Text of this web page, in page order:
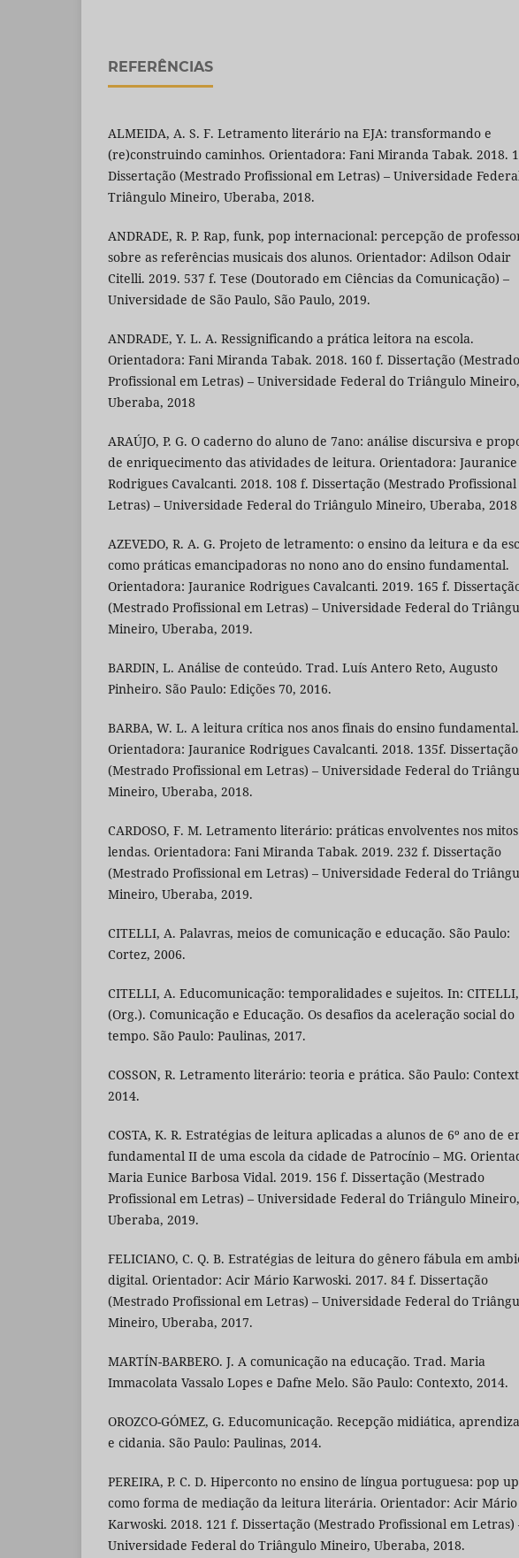
REFERÊNCIAS
ALMEIDA, A. S. F. Letramento literário na EJA: transformando e
(re)construindo caminhos. Orientadora: Fani Miranda Tabak. 2018.
Dissertação (Mestrado Profissional em Letras) – Universidade
Triângulo Mineiro, Uberaba, 2018.
ANDRADE, R. P. Rap, funk, pop internacional: percepção de
sobre as referências musicais dos alunos. Orientador: Adilson Odair
Citelli. 2019. 537 f. Tese (Doutorado em Ciências da Comunicação) –
Universidade de São Paulo, São Paulo, 2019.
ANDRADE, Y. L. A. Ressignificando a prática leitora na escola.
Orientadora: Fani Miranda Tabak. 2018. 160 f. Dissertação (Mestrado
Profissional em Letras) – Universidade Federal do Triângulo Mineiro,
Uberaba, 2018
ARAÚJO, P. G. O caderno do aluno de 7ano: análise discursiva e
de enriquecimento das atividades de leitura. Orientadora: Jauranice
Rodrigues Cavalcanti. 2018. 108 f. Dissertação (Mestrado
Letras) – Universidade Federal do Triângulo Mineiro, Uberaba, 2018
AZEVEDO, R. A. G. Projeto de letramento: o ensino da leitura e da
como práticas emancipadoras no nono ano do ensino fundamental.
Orientadora: Jauranice Rodrigues Cavalcanti. 2019. 165 f.
(Mestrado Profissional em Letras) – Universidade Federal do
Mineiro, Uberaba, 2019.
BARDIN, L. Análise de conteúdo. Trad. Luís Antero Reto, Augusto
Pinheiro. São Paulo: Edições 70, 2016.
BARBA, W. L. A leitura crítica nos anos finais do ensino fundamental.
Orientadora: Jauranice Rodrigues Cavalcanti. 2018. 135f. Dissertação
(Mestrado Profissional em Letras) – Universidade Federal do
Mineiro, Uberaba, 2018.
CARDOSO, F. M. Letramento literário: práticas envolventes nos
lendas. Orientadora: Fani Miranda Tabak. 2019. 232 f. Dissertação
(Mestrado Profissional em Letras) – Universidade Federal do
Mineiro, Uberaba, 2019.
CITELLI, A. Palavras, meios de comunicação e educação. São Paulo:
Cortez, 2006.
CITELLI, A. Educomunicação: temporalidades e sujeitos. In:
(Org.). Comunicação e Educação. Os desafios da aceleração social do
tempo. São Paulo: Paulinas, 2017.
COSSON, R. Letramento literário: teoria e prática. São Paulo:
2014.
COSTA, K. R. Estratégias de leitura aplicadas a alunos de 6º ano de
fundamental II de uma escola da cidade de Patrocínio – MG.
Maria Eunice Barbosa Vidal. 2019. 156 f. Dissertação (Mestrado
Profissional em Letras) – Universidade Federal do Triângulo Mineiro,
Uberaba, 2019.
FELICIANO, C. Q. B. Estratégias de leitura do gênero fábula em
digital. Orientador: Acir Mário Karwoski. 2017. 84 f. Dissertação
(Mestrado Profissional em Letras) – Universidade Federal do
Mineiro, Uberaba, 2017.
MARTÍN-BARBERO. J. A comunicação na educação. Trad. Maria
Immacolata Vassalo Lopes e Dafne Melo. São Paulo: Contexto, 2014.
OROZCO-GÓMEZ, G. Educomunicação. Recepção midiática,
e cidania. São Paulo: Paulinas, 2014.
PEREIRA, P. C. D. Hiperconto no ensino de língua portuguesa: pop
como forma de mediação da leitura literária. Orientador: Acir Mário
Karwoski. 2018. 121 f. Dissertação (Mestrado Profissional em Letras)
Universidade Federal do Triângulo Mineiro, Uberaba, 2018.